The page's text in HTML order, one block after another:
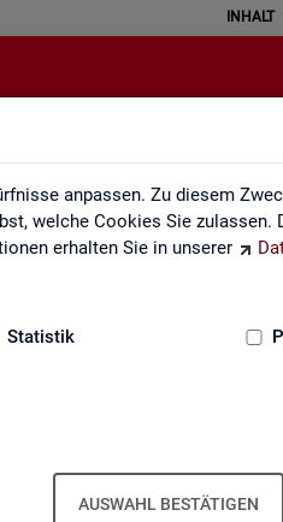
anpassen. Zu diesem
welche Cookies Sie zulassen.
erhalten Sie in unserer
Statistik
AUSWAHL BESTÄTIGEN
INHALT